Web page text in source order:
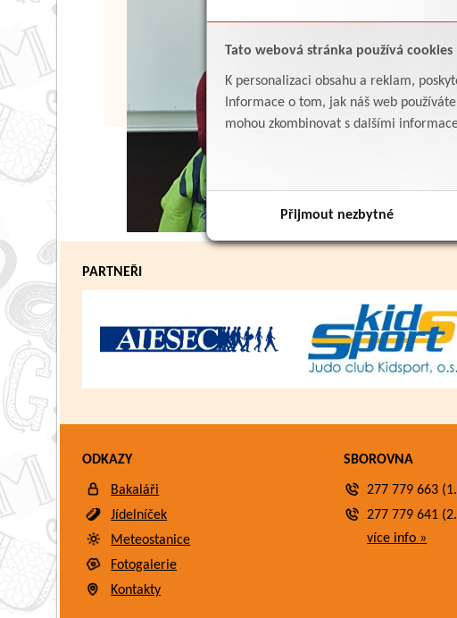
Tato webová stránka používá cookies
K personalizaci obsahu a reklam,
Informace o tom, jak náš web
mohou zkombinovat s dalšími
Přijmout nezbytné
PARTNEŘI
ODKAZY
Bakaláři
Jídelníček
Meteostanice
Fotogalerie
Kontakty
SBOROVNA
277 779 663
277 779 641
více info »